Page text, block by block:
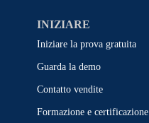
INIZIARE
Iniziare la prova gratuita
Guarda la demo
Contatto vendite
Formazione e certificazione